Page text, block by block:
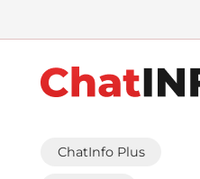
ChatInfo Plus